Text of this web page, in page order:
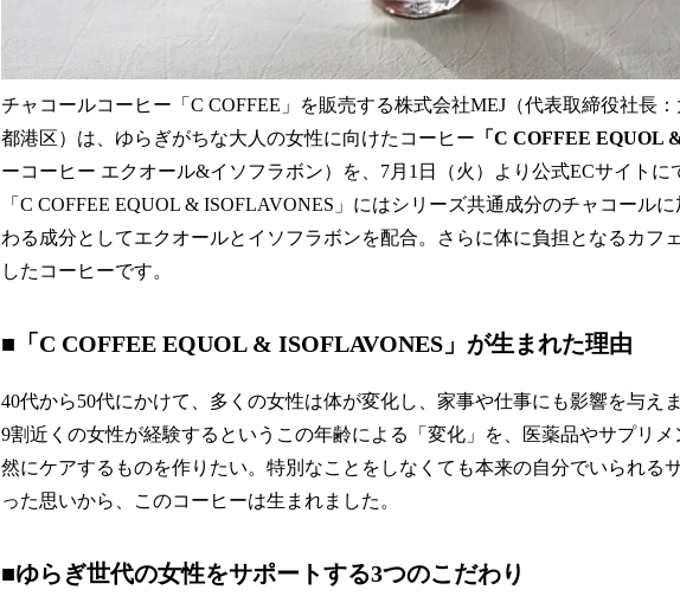
チャコールコーヒー「C COFFEE」を販売する株式会社MEJ（代表取締役社長
都港区）は、ゆらぎがちな大人の女性に向けたコーヒー 「C COFFEE EQUOL
ーコーヒー エクオール&イソフラボン）を、7月1日（火）より公式ECサイトに
「C COFFEE EQUOL & ISOFLAVONES」にはシリーズ共通成分のチャコール
わる成分としてエクオールとイソフラボンを配合。さらに体に負担となるカフ
したコーヒーです。
■「C COFFEE EQUOL & ISOFLAVONES」が生まれた理由
40代から50代にかけて、多くの女性は体が変化し、家事や仕事にも影響を与えま
9割近くの女性が経験するというこの年齢による「変化」を、医薬品やサプリ
然にケアするものを作りたい。特別なことをしなくても本来の自分でいられる
った思いから、このコーヒーは生まれました。
■ゆらぎ世代の女性をサポートする3つのこだわり